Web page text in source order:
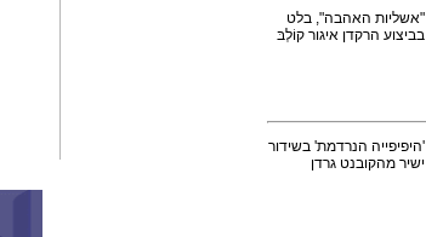
"אשליות האהבה", בלט
בביצוע הרקדן איגור קוֹלְבּ
'היפיפייה הנרדמת' בשידור
ישיר מהקובנט גרדן